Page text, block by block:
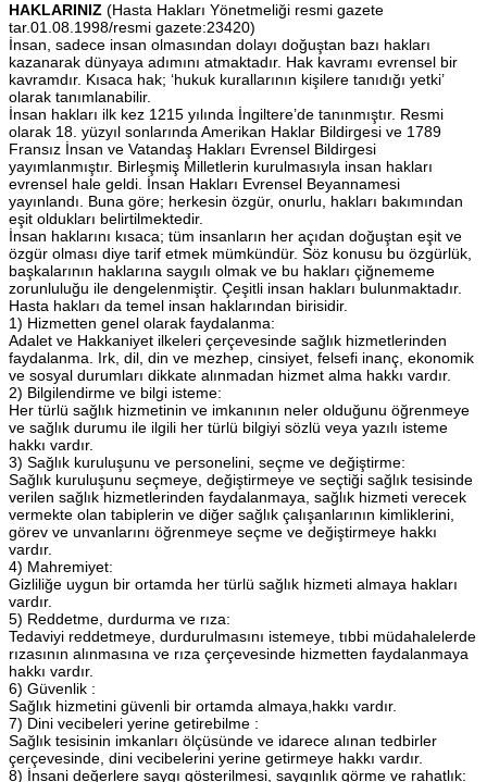
HAKLARINIZ (Hasta Hakları Yönetmeliği resmi gazete
tar.01.08.1998/resmi gazete:23420)
İnsan, sadece insan olmasından dolayı doğuştan bazı hakları
kazanarak dünyaya adımını atmaktadır. Hak kavramı evrensel bir
kavramdır. Kısaca hak; ‘hukuk kurallarının kişilere tanıdığı yetki’
olarak tanımlanabilir.
İnsan hakları ilk kez 1215 yılında İngiltere’de tanınmıştır. Resmi
olarak 18. yüzyıl sonlarında Amerikan Haklar Bildirgesi ve 1789
Fransız İnsan ve Vatandaş Hakları Evrensel Bildirgesi
yayımlanmıştır. Birleşmiş Milletlerin kurulmasıyla insan hakları
evrensel hale geldi. İnsan Hakları Evrensel Beyannamesi
yayınlandı. Buna göre; herkesin özgür, onurlu, hakları bakımından
eşit oldukları belirtilmektedir.
İnsan haklarını kısaca; tüm insanların her açıdan doğuştan eşit ve
özgür olması diye tarif etmek mümkündür. Söz konusu bu özgürlük,
başkalarının haklarına saygılı olmak ve bu hakları çiğnememe
zorunluluğu ile dengelenmiştir. Çeşitli insan hakları bulunmaktadır.
Hasta hakları da temel insan haklarından birisidir.
1) Hizmetten genel olarak faydalanma:
Adalet ve Hakkaniyet ilkeleri çerçevesinde sağlık hizmetlerinden
faydalanma. Irk, dil, din ve mezhep, cinsiyet, felsefi inanç, ekonomik
ve sosyal durumları dikkate alınmadan hizmet alma hakkı vardır.
2) Bilgilendirme ve bilgi isteme:
Her türlü sağlık hizmetinin ve imkanının neler olduğunu öğrenmeye
ve sağlık durumu ile ilgili her türlü bilgiyi sözlü veya yazılı isteme
hakkı vardır.
3) Sağlık kuruluşunu ve personelini, seçme ve değiştirme:
Sağlık kuruluşunu seçmeye, değiştirmeye ve seçtiği sağlık tesisinde
verilen sağlık hizmetlerinden faydalanmaya, sağlık hizmeti verecek
vermekte olan tabiplerin ve diğer sağlık çalışanlarının kimliklerini,
görev ve unvanlarını öğrenmeye seçme ve değiştirmeye hakkı
vardır.
4) Mahremiyet:
Gizliliğe uygun bir ortamda her türlü sağlık hizmeti almaya hakları
vardır.
5) Reddetme, durdurma ve rıza:
Tedaviyi reddetmeye, durdurulmasını istemeye, tıbbi müdahalelerde
rızasının alınmasına ve rıza çerçevesinde hizmetten faydalanmaya
hakkı vardır.
6) Güvenlik :
Sağlık hizmetini güvenli bir ortamda almaya,hakkı vardır.
7) Dini vecibeleri yerine getirebilme :
Sağlık tesisinin imkanları ölçüsünde ve idarece alınan tedbirler
çerçevesinde, dini vecibelerini yerine getirmeye hakkı vardır.
8) İnsani değerlere saygı gösterilmesi, saygınlık görme ve rahatlık: